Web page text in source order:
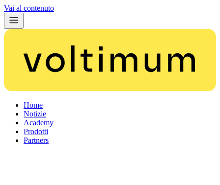
Vai al contenuto
Home
Notizie
Academy
Prodotti
Partners